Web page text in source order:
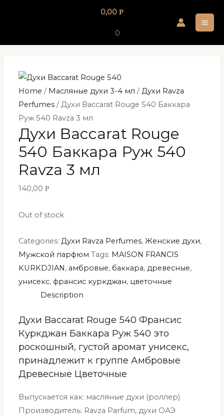
0,00 Р
0
Home / Масляные духи 3-4 мл /Духи Ravza
Perfumes / Духи Baccarat Rouge 540 Баккара
Руж 540 Ravza 3 мл
Духи Baccarat Rouge
540 Баккара Руж 540
Ravza 3 мл
140,00Р
Out of stock
Categories:Духи Ravza Perfumes,Женские духи,
Мужской парфюм Tags: MAISON FRANCIS
KURKDJIAN , амбровые, баккара,древесные,
унисекс, франсис куркджан, цветочные
Description
Духи Baccarat Rouge 540 Франсис
Куркджан Баккара Руж 540 это
роскошный, густой аромат унисекс,
принадлежит к группе Амбровые
Древесные Цветочные
Выпускается как: масляные духи (роллер)
Производитель: Ravza Parfum, духи ОАЭ